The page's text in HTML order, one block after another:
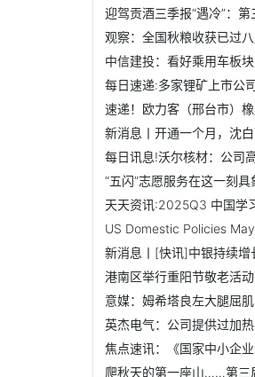
港南区举行重阳节敬老活动